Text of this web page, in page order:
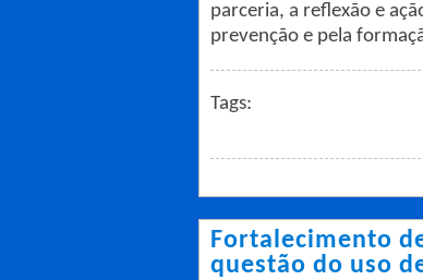
parceria, a reflexão e
prevenção e pela
Tags:
Fortalecimento
questão do uso